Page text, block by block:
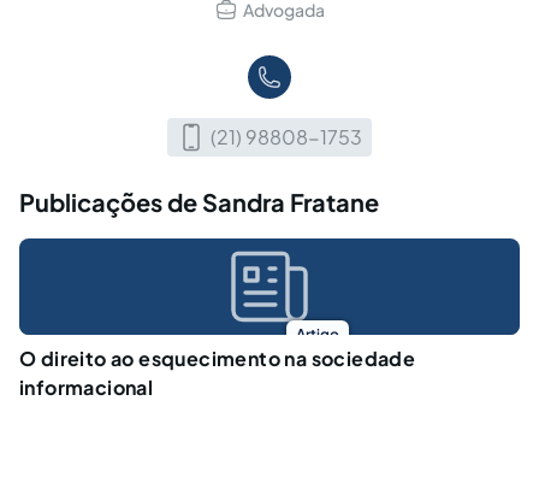
Advogada
(21) 98808-1753
Publicações de Sandra Fratane
Artigo
O direito ao esquecimento na sociedade
informacional